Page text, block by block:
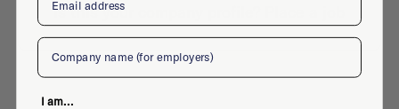
Is this your company profile?
Company
I am...